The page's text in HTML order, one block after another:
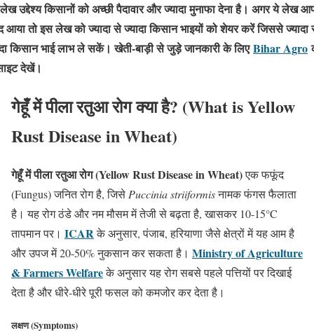
उद्देश्य किसानों को अच्छी पैदावार और ज्यादा मुनाफा देना है। अगर ये लेख
आया तो इस लेख को ज्यादा से ज्यादा किसान भाइयों को शेयर करें जिससे ज्यादा
किसान भाई लाभ ले सकें। खेती-बाड़ी से जुड़े जानकारी के लिएBihar Agro
देखें।
गेहूँ में पीला रतुआ रोग क्या है? (What is Yellow
Rust Disease in Wheat)
गेहूँ में पीला रतुआ रोग (Yellow Rust Disease in Wheat)एक फफूंद
(Fungus) जनित रोग है, जिसे Puccinia striiformisनामक फंगस फैलाता
है। यह रोग ठंडे और नम मौसम में तेजी से बढ़ता है, खासकर 10-15°C
तापमान पर। ICARके अनुसार, पंजाब, हरियाणा जैसे क्षेत्रों में यह आम है
और उपज में 20-50% नुकसान कर सकता है। Ministry of Agriculture
& Farmers Welfareके अनुसार यह रोग सबसे पहले पत्तियों पर दिखाई
देता है और धीरे-धीरे पूरी फसल को कमजोर कर देता है।
लक्षण (Symptoms)